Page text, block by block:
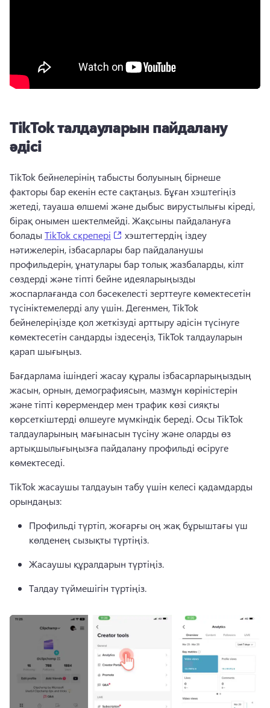
TikTok талдауларын пайдалану
әдісі
TikTok бейнелерінің табысты болуының бірнеше
факторы бар екенін есте сақтаңыз. Бұған хэштегіңіз
жетеді, тауаша өлшемі және дыбыс вирустылығы кіреді,
бірақ онымен шектелмейді. Жақсыны пайдалануға
болады TikTok скрепері (opens in a new tab)
хэштегтердің іздеу
нәтижелерін, ізбасарлары бар пайдаланушы
профильдерін, ұнатулары бар толық жазбаларды, кілт
сөздерді және тіпті бейне идеяларыңызды
жоспарлағанда сол бәсекелесті зерттеуге көмектесетін
түсініктемелерді алу үшін. Дегенмен, TikTok
бейнелеріңізде қол жеткізуді арттыру әдісін түсінуге
көмектесетін сандарды іздесеңіз, TikTok талдауларын
қарап шығыңыз.
Бағдарлама ішіндегі жасау құралы ізбасарларыңыздың
жасын, орнын, демографиясын, мазмұн көріністерін
және тіпті көрермендер мен трафик көзі сияқты
көрсеткіштерді өлшеуге мүмкіндік береді. Осы TikTok
талдауларының мағынасын түсіну және оларды өз
артықшылығыңызға пайдалану профильді өсіруге
көмектеседі.
TikTok жасаушы талдауын табу үшін келесі қадамдарды
орындаңыз:
Профильді түртіп, жоғарғы оң жақ бұрыштағы үш
көлденең сызықты түртіңіз.
Жасаушы құралдарын түртіңіз.
Талдау түймешігін түртіңіз.